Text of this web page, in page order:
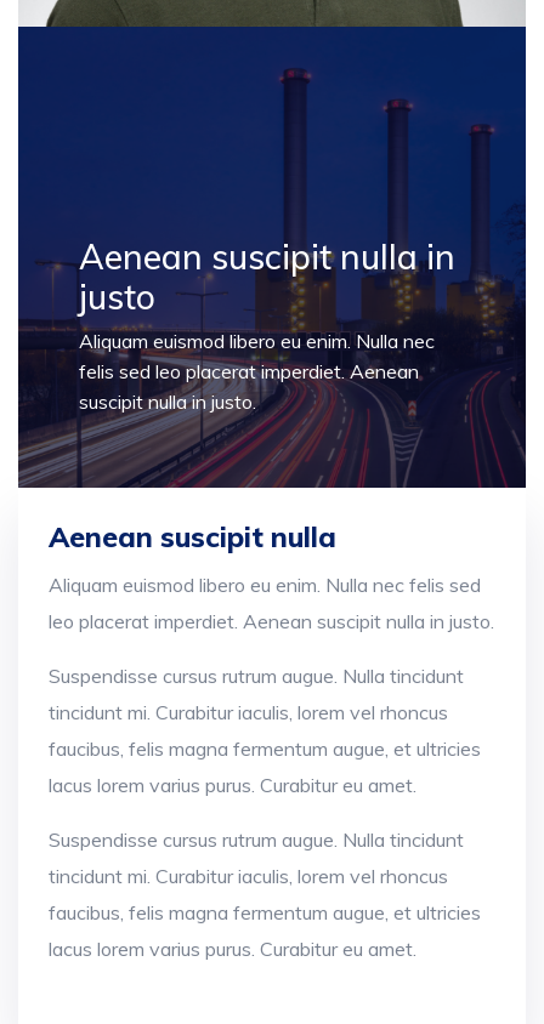
Aenean suscipit nulla in
justo
Aliquam euismod libero eu enim. Nulla nec
felis sed leo placerat imperdiet. Aenean
suscipit nulla in justo.
Aenean suscipit nulla
Aliquam euismod libero eu enim. Nulla nec felis sed
leo placerat imperdiet. Aenean suscipit nulla in justo.
Suspendisse cursus rutrum augue. Nulla tincidunt
tincidunt mi. Curabitur iaculis, lorem vel rhoncus
faucibus, felis magna fermentum augue, et ultricies
lacus lorem varius purus. Curabitur eu amet.
Suspendisse cursus rutrum augue. Nulla tincidunt
tincidunt mi. Curabitur iaculis, lorem vel rhoncus
faucibus, felis magna fermentum augue, et ultricies
lacus lorem varius purus. Curabitur eu amet.